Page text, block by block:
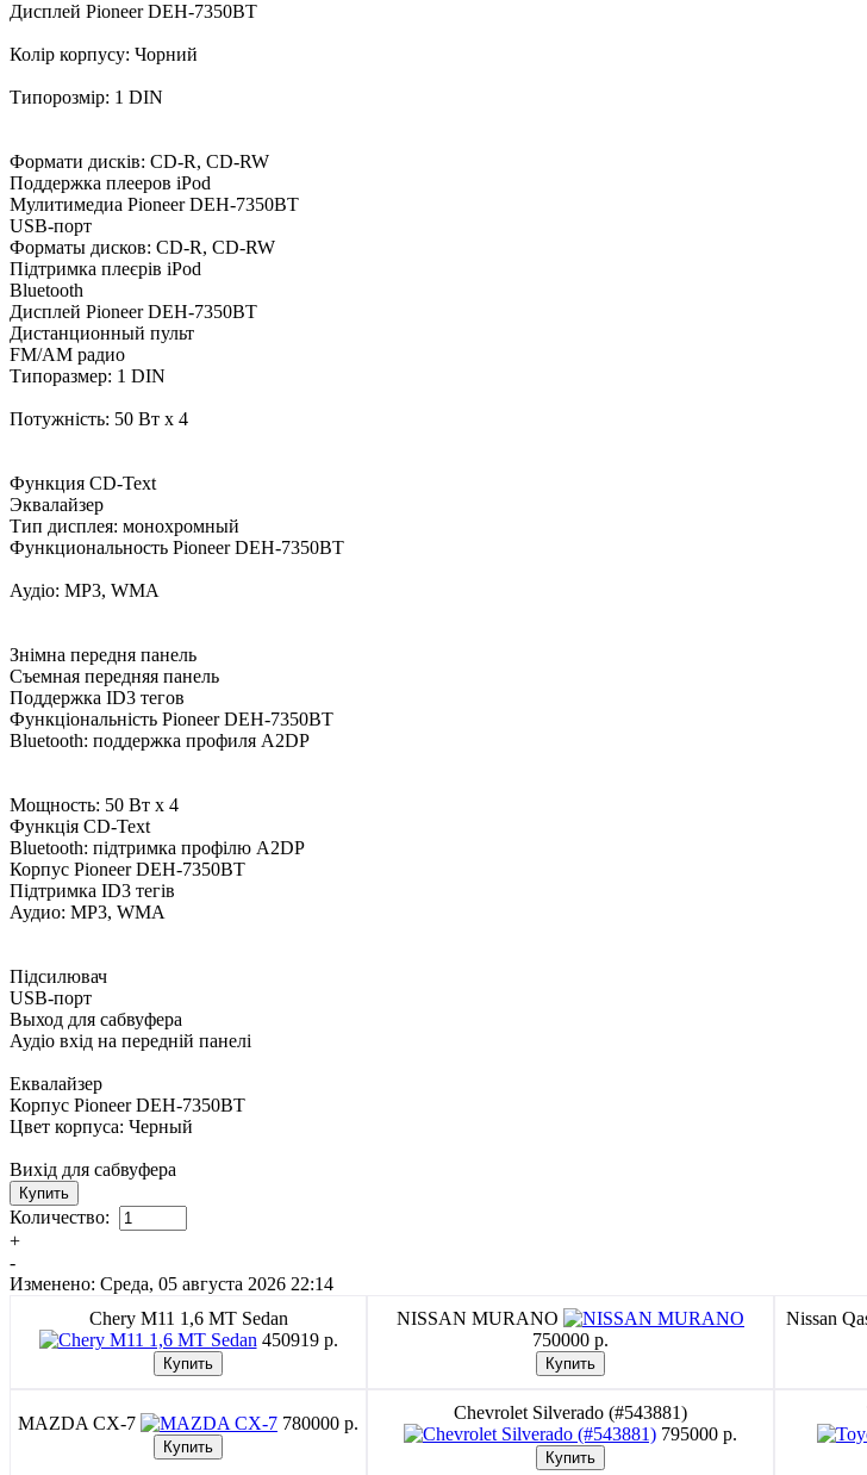
Дисплей Pioneer DEH-7350BT
Колір корпусу: Чорний
Типорозмір: 1 DIN
Формати дисків: CD-R, CD-RW
Поддержка плееров iPod
Мулитимедиа Pioneer DEH-7350BT
USB-порт
Форматы дисков: CD-R, CD-RW
Підтримка плеєрів iPod
Bluetooth
Дисплей Pioneer DEH-7350BT
Дистанционный пульт
FM/AM радио
Типоразмер: 1 DIN
Потужність: 50 Вт x 4
Функция CD-Text
Эквалайзер
Тип дисплея: монохромный
Функциональность Pioneer DEH-7350BT
Аудіо: MP3, WMA
Знімна передня панель
Съемная передняя панель
Поддержка ID3 тегов
Функціональність Pioneer DEH-7350BT
Bluetooth: поддержка профиля A2DP
Мощность: 50 Вт x 4
Функція CD-Text
Bluetooth: підтримка профілю A2DP
Корпус Pioneer DEH-7350BT
Підтримка ID3 тегів
Аудио: MP3, WMA
Підсилювач
USB-порт
Выход для сабвуфера
Аудіо вхід на передній панелі
Еквалайзер
Корпус Pioneer DEH-7350BT
Цвет корпуса: Черный
Вихід для сабвуфера
Количество:
+
-
Изменено: Среда, 05 августа 2026 22:14
Chery M11 1,6 MT Sedan
450919 p.
NISSAN MURANO
750000 p.
Nissan
MAZDA CX-7 780000 p.
Chevrolet Silverado (#543881)
795000 p.